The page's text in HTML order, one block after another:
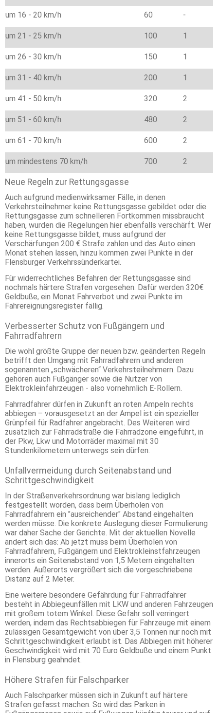
um 16 - 20 km/h 60 -
um 21 - 25 km/h 100 1
um 26 - 30 km/h 150 1
um 31 - 40 km/h 200 1
um 41 - 50 km/h 320 2
um 51 - 60 km/h 480 2
um 61 - 70 km/h 600 2
um mindestens 70 km/h 700 2
Neue Regeln zur Rettungsgasse
Auch aufgrund medienwirksamer Fälle, in denen
Verkehrsteilnehmer keine Rettungsgasse gebildet oder die
Rettungsgasse zum schnelleren Fortkommen missbraucht
haben, wurden die Regelungen hier ebenfalls verschärft. Wer
keine Rettungsgasse bildet, muss aufgrund der
Verschärfungen 200 € Strafe zahlen und das Auto einen
Monat stehen lassen, hinzu kommen zwei Punkte in der
Flensburger Verkehrssünderkartei.
Für widerrechtliches Befahren der Rettungsgasse sind
nochmals härtere Strafen vorgesehen. Dafür werden 320€
Geldbuße, ein Monat Fahrverbot und zwei Punkte im
Fahrereignungsregister fällig.
Verbesserter Schutz von Fußgängern und
Fahrradfahrern
Die wohl größte Gruppe der neuen bzw. geänderten Regeln
betrifft den Umgang mit Fahrradfahrern und anderen
sogenannten „schwächeren“ Verkehrsteilnehmern. Dazu
gehören auch Fußgänger sowie die Nutzer von
Elektrokleinfahrzeugen - also vornehmlich E-Rollern.
Fahrradfahrer dürfen in Zukunft an roten Ampeln rechts
abbiegen – vorausgesetzt an der Ampel ist ein spezieller
Grünpfeil für Radfahrer angebracht. Des Weiteren wird
zusätzlich zur Fahrradstraße die Fahrradzone eingeführt, in
der Pkw, Lkw und Motorräder maximal mit 30
Stundenkilometern unterwegs sein dürfen.
Unfallvermeidung durch Seitenabstand und
Schrittgeschwindigkeit
In der Straßenverkehrsordnung war bislang lediglich
festgestellt worden, dass beim Überholen von
Fahrradfahrern ein "ausreichender" Abstand eingehalten
werden müsse. Die konkrete Auslegung dieser Formulierung
war daher Sache der Gerichte. Mit der aktuellen Novelle
ändert sich das: Ab jetzt muss beim Überholen von
Fahrradfahrern, Fußgängern und Elektrokleinstfahrzeugen
innerorts ein Seitenabstand von 1,5 Metern eingehalten
werden. Außerorts vergrößert sich die vorgeschriebene
Distanz auf 2 Meter.
Eine weitere besondere Gefährdung für Fahrradfahrer
besteht in Abbiegeunfällen mit LKW und anderen Fahrzeugen
mit großem totem Winkel. Diese Gefahr soll verringert
werden, indem das Rechtsabbiegen für Fahrzeuge mit einem
zulässigen Gesamtgewicht von über 3,5 Tonnen nur noch mit
Schrittgeschwindigkeit erlaubt ist. Das Abbiegen mit höherer
Geschwindigkeit wird mit 70 Euro Geldbuße und einem Punkt
in Flensburg geahndet.
Höhere Strafen für Falschparker
Auch Falschparker müssen sich in Zukunft auf härtere
Strafen gefasst machen. So wird das Parken in